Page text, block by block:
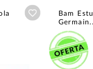
Añadir a wishlist
Bam